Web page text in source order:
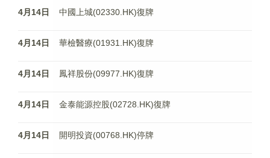
4月14日 中國上城(02330.HK)復牌
4月14日 華檢醫療(01931.HK)復牌
4月14日 鳳祥股份(09977.HK)復牌
4月14日 金泰能源控股(02728.HK)復牌
4月14日 開明投資(00768.HK)停牌